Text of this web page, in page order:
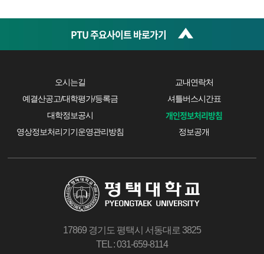
PTU 주요사이트 바로가기
오시는길
교내연락처
예결산공고/대학평가/등록금
셔틀버스시간표
대학정보공시
개인정보처리방침
영상정보처리기기운영관리방침 정보공개
17869 경기도 평택시 서동대로 3825
TEL : 031-659-8114